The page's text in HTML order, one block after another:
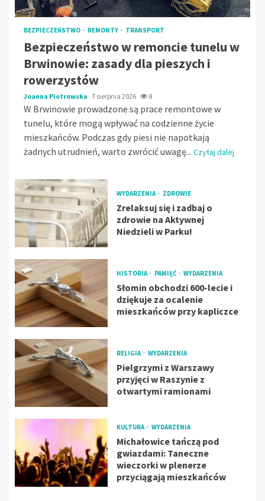
BEZPIECZEŃSTWO REMONTY TRANSPORT
Bezpieczeństwo w remoncie tunelu w
Brwinowie: zasady dla pieszych i
rowerzystów
Joanna Piotrowska 7 sierpnia 2026 8
W Brwinowie prowadzone są prace remontowe w
tunelu, które mogą wpływać na codzienne życie
mieszkańców. Podczas gdy piesi nie napotkają
żadnych utrudnień, warto zwrócić uwagę... Czytaj dalej
WYDARZENIA ZDROWIE
Zrelaksuj się i zadbaj o
zdrowie na Aktywnej
Niedzieli w Parku!
HISTORIA PAMIĘĆ WYDARZENIA
Słomin obchodzi 600-lecie i
dziękuje za ocalenie
mieszkańców przy kapliczce
RELIGIA WYDARZENIA
Pielgrzymi z Warszawy
przyjęci w Raszynie z
otwartymi ramionami
KULTURA WYDARZENIA
Michałowice tańczą pod
gwiazdami: Taneczne
wieczorki w plenerze
przyciągają mieszkańców